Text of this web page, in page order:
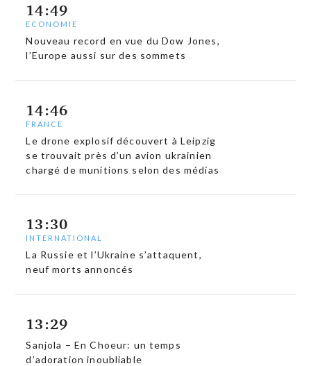
14:49
ECONOMIE
Nouveau record en vue du Dow Jones,
l’Europe aussi sur des sommets
14:46
FRANCE
Le drone explosif découvert à Leipzig
se trouvait près d’un avion ukrainien
chargé de munitions selon des médias
13:30
INTERNATIONAL
La Russie et l’Ukraine s’attaquent,
neuf morts annoncés
13:29
Sanjola – En Choeur: un temps
d’adoration inoubliable